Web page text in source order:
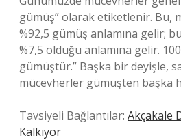
gümüş” olarak etiketlenir. Bu,
%92,5 gümüş anlamına gelir;
%7,5 olduğu anlamına gelir.
gümüştür.” Başka bir deyişle,
mücevherler gümüşten başka
Tavsiyeli Bağlantılar: Akçakale
Kalkıyor